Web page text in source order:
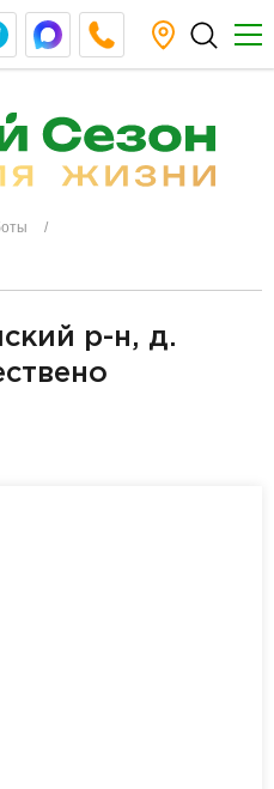
р-н, д.